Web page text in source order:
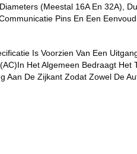
(meestal 16A En 32A),
Pins En Een
Is Voorzien Van Een
Het Algemeen Bedraagt Het
De Zijkant Zodat Zowel De